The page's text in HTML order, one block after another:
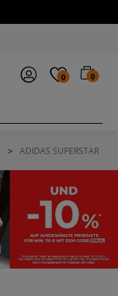
0 0
> ADIDAS SUPERSTAR